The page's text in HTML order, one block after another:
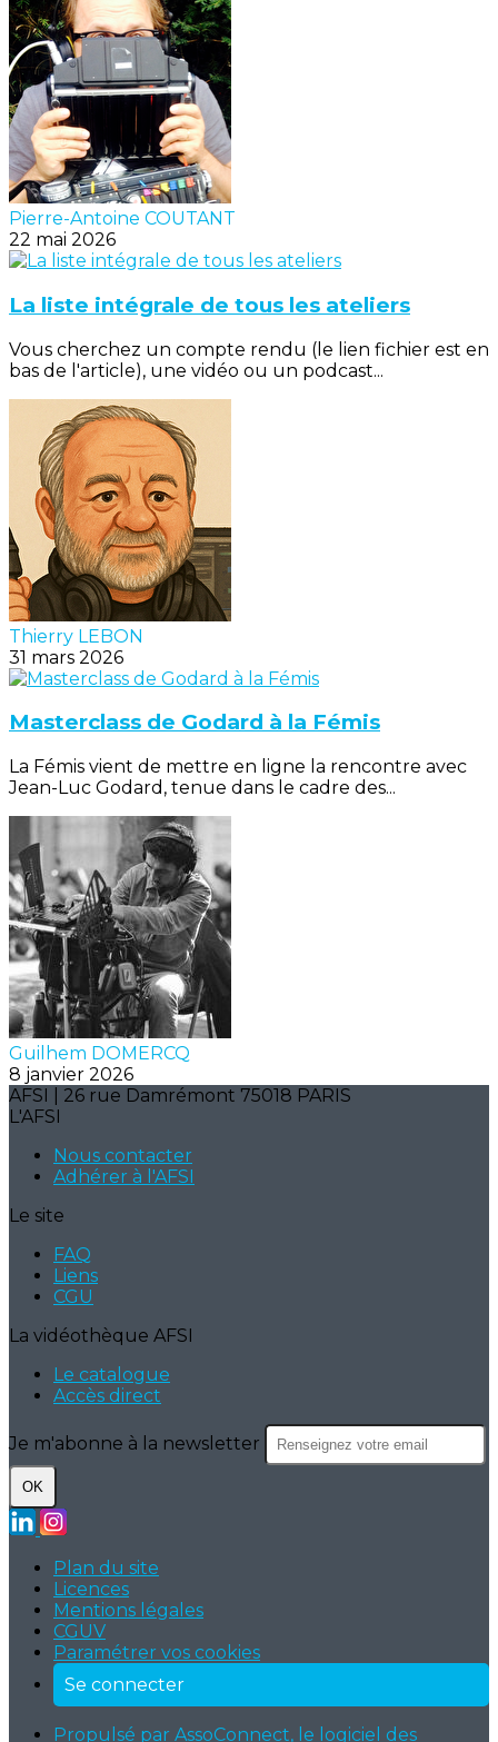
Pierre-Antoine COUTANT
22 mai 2026
La liste intégrale de tous les ateliers
Vous cherchez un compte rendu (le lien fichier est en
bas de l'article), une vidéo ou un podcast...
Thierry LEBON
31 mars 2026
Masterclass de Godard à la Fémis
La Fémis vient de mettre en ligne la rencontre avec
Jean-Luc Godard, tenue dans le cadre des...
Guilhem DOMERCQ
8 janvier 2026
AFSI | 26 rue Damrémont 75018 PARIS
L'AFSI
Nous contacter
Adhérer à l'AFSI
Le site
FAQ
Liens
CGU
La vidéothèque AFSI
Le catalogue
Accès direct
Je m'abonne à la newsletter
OK
Plan du site
Licences
Mentions légales
CGUV
Paramétrer vos cookies
Se connecter
Propulsé par AssoConnect, le logiciel des